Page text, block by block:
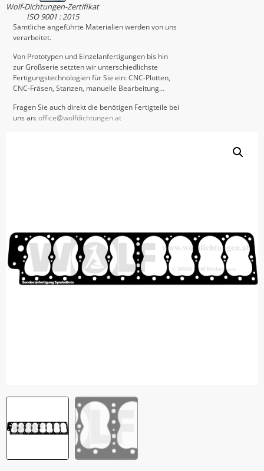
Wolf-Dichtungen-Zertifikat
ISO 9001 : 2015
Sämtliche angeführte Materialien werden von uns
verarbeitet.
Von Prototypen und Einzelanfertigungen bis hin
zur Großserie setzten wir unterschiedlichste
Fertigungstechnologien für Sie ein: CNC-Plotten,
CNC-Fräsen, Stanzen, manuelle Bearbeitung…
Fragen Sie auch direkt die benötigen Fertigteile bei
uns an:office@wolfdichtungen.at